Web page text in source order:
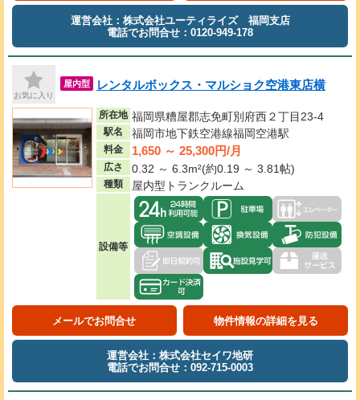
運営会社：株式会社ユーティライズ 福岡支店
電話でお問合せ：0120-949-178
お気に入り
屋内型 レンタルボックス・マルショク空港東店横
所在地 福岡県糟屋郡志免町別府西２丁目23-4
駅名 福岡市地下鉄空港線福岡空港駅
料金 1,650 ～ 25,300円/月
広さ 0.32 ～ 6.3m²(約0.19 ～ 3.81帖)
種類 屋内型トランクルーム
設備等
メールでお問合せ 物件情報の詳細を見る
運営会社：株式会社セイワ地研
電話でお問合せ：092-715-0003